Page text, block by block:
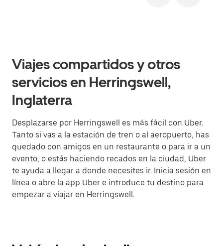
Viajes compartidos y otros
servicios en Herringswell,
Inglaterra
Desplazarse por Herringswell es más fácil con Uber.
Tanto si vas a la estación de tren o al aeropuerto, has
quedado con amigos en un restaurante o para ir a un
evento, o estás haciendo recados en la ciudad, Uber
te ayuda a llegar a donde necesites ir. Inicia sesión en
línea o abre la app Uber e introduce tu destino para
empezar a viajar en Herringswell.